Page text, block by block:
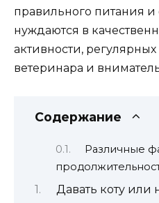
правильного питания
нуждаются в
активности,
ветеринара и
Содержание
Различные
Давать коту или